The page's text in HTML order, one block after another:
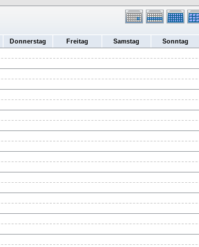
Donnerstag Freitag Samstag Sonntag